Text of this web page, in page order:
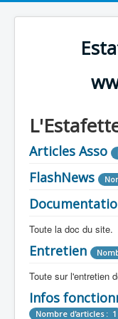
Articles Asso
FlashNews
Toute la doc du site.
Revue de
Tous les articles
Camping
Entretien
Toute sur l'entretien
Mécanique
Infos
Nombre d'articles : 1